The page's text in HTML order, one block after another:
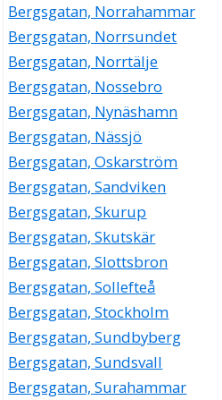
Bergsgatan, Norrahammar
Bergsgatan, Norrsundet
Bergsgatan, Norrtälje
Bergsgatan, Nossebro
Bergsgatan, Nynäshamn
Bergsgatan, Nässjö
Bergsgatan, Oskarström
Bergsgatan, Sandviken
Bergsgatan, Skurup
Bergsgatan, Skutskär
Bergsgatan, Slottsbron
Bergsgatan, Sollefteå
Bergsgatan, Stockholm
Bergsgatan, Sundbyberg
Bergsgatan, Sundsvall
Bergsgatan, Surahammar